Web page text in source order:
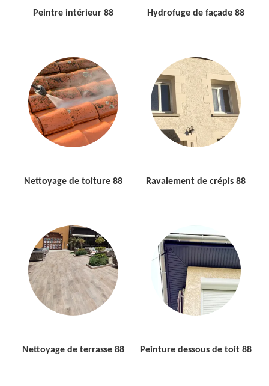
Peintre intérieur 88 Hydrofuge de façade 88
Nettoyage de toiture 88 Ravalement de crépis 88
Nettoyage de terrasse 88 Peinture dessous de toit 88